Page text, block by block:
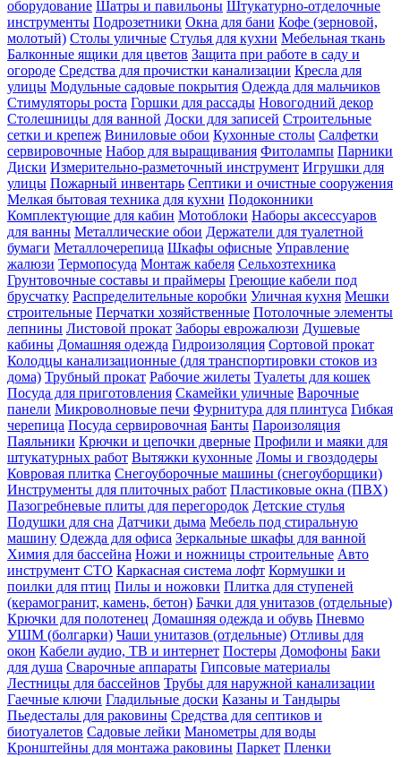
оборудование Шатры и павильоны Штукатурно-отделочные
инструменты Подрозетники Окна для бани Кофе (зерновой,
молотый) Столы уличные Стулья для кухни Мебельная ткань
Балконные ящики для цветов Защита при работе в саду и
огороде Средства для прочистки канализации Кресла для
улицы Модульные садовые покрытия Одежда для мальчиков
Стимуляторы роста Горшки для рассады Новогодний декор
Столешницы для ванной Доски для записей Строительные
сетки и крепеж Виниловые обои Кухонные столы Салфетки
сервировочные Набор для выращивания Фитолампы Парники
Диски Измерительно-разметочный инструмент Игрушки для
улицы Пожарный инвентарь Септики и очистные сооружения
Мелкая бытовая техника для кухни Подоконники
Комплектующие для кабин Мотоблоки Наборы аксессуаров
для ванны Металлические обои Держатели для туалетной
бумаги Металлочерепица Шкафы офисные Управление
жалюзи Термопосуда Монтаж кабеля Сельхозтехника
Грунтовочные составы и праймеры Греющие кабели под
брусчатку Распределительные коробки Уличная кухня Мешки
строительные Перчатки хозяйственные Потолочные элементы
лепнины Листовой прокат Заборы еврожалюзи Душевые
кабины Домашняя одежда Гидроизоляция Сортовой прокат
Колодцы канализационные (для транспортировки стоков из
дома) Трубный прокат Рабочие жилеты Туалеты для кошек
Посуда для приготовления Скамейки уличные Варочные
панели Микроволновые печи Фурнитура для плинтуса Гибкая
черепица Посуда сервировочная Банты Пароизоляция
Паяльники Крючки и цепочки дверные Профили и маяки для
штукатурных работ Вытяжки кухонные Ломы и гвоздодеры
Ковровая плитка Снегоуборочные машины (снегоуборщики)
Инструменты для плиточных работ Пластиковые окна (ПВХ)
Пазогребневые плиты для перегородок Детские стулья
Подушки для сна Датчики дыма Мебель под стиральную
машину Одежда для офиса Зеркальные шкафы для ванной
Химия для бассейна Ножи и ножницы строительные Авто
инструмент СТО Каркасная система лофт Кормушки и
поилки для птиц Пилы и ножовки Плитка для ступеней
(керамогранит, камень, бетон) Бачки для унитазов (отдельные)
Крючки для полотенец Домашняя одежда и обувь Пневмо
УШМ (болгарки) Чаши унитазов (отдельные) Отливы для
окон Кабели аудио, ТВ и интернет Постеры Домофоны Баки
для душа Сварочные аппараты Гипсовые материалы
Лестницы для бассейнов Трубы для наружной канализации
Гаечные ключи Гладильные доски Казаны и Тандыры
Пьедесталы для раковины Средства для септиков и
биотуалетов Садовые лейки Манометры для воды
Кронштейны для монтажа раковины Паркет Пленки